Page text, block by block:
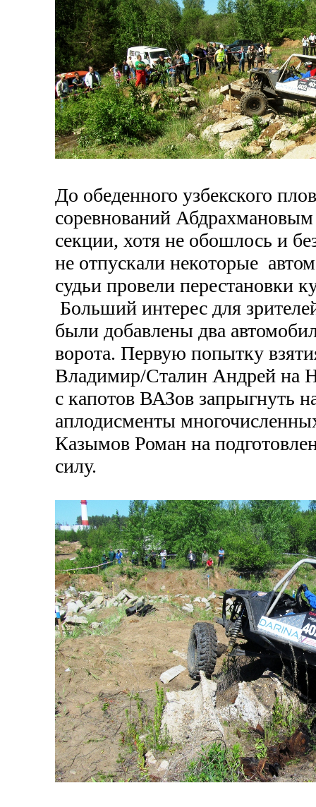
До обеденного узбекского
соревнований
секции, хотя не обошлось и
не отпускали некоторые
судьи провели перестановки
Больший интерес для
были добавлены два
ворота. Первую попытку
Владимир/Сталин Андрей на
с капотов ВАЗов запрыгнуть
аплодисменты
Казымов Роман на
силу.